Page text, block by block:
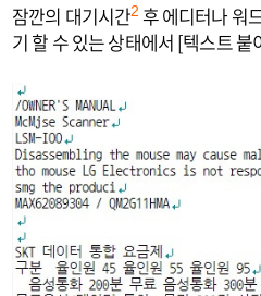
잠깐의 대기시간2 후 에디터나 워
기 할 수 있는 상태에서 [텍스트